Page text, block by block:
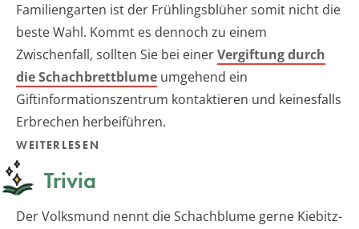
Familiengarten ist der Frühlingsblüher somit nicht die
beste Wahl. Kommt es dennoch zu einem
Zwischenfall, sollten Sie bei einerVergiftung durch
die Schachbrettblume umgehend ein
Giftinformationszentrum kontaktieren und keinesfalls
Erbrechen herbeiführen.
WEITERLESEN
Trivia
Der Volksmund nennt die Schachblume gerne Kiebitz-